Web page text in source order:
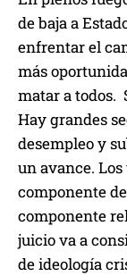
de baja a
enfrentar el
más
matar a todos.
Hay grandes
desempleo y
un avance.
componente
componente
juicio va a
de ideología